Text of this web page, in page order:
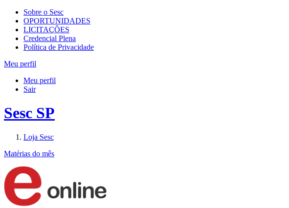
Sobre o Sesc
OPORTUNIDADES
LICITAÇÕES
Credencial Plena
Política de Privacidade
Meu perfil
Meu perfil
Sair
Sesc SP
Loja Sesc
Matérias do mês